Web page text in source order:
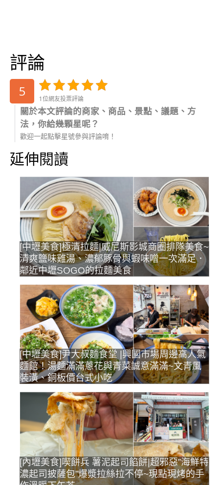
評論
5 1位網友投票評論
關於本文評論的商家、商品、景點、議題、方
法，你給幾顆星呢？
歡迎一起點擊星號參與評論唷！
延伸閱讀
[中壢美食]極清拉麵|威尼斯影城商圈排隊美食~
清爽鹽味雞湯、濃郁豚骨與蝦味噌一次滿足．
鄰近中壢SOGO的拉麵美食
[中壢美食]尹大叔麵食堂 |興國市場周邊高人氣
麵館！湯麵滿滿蔥花與青菜誠意滿滿~文青風
裝潢、銅板價台式小吃
[內壢美食]喫餅兵 薯泥起司餡餅|超邪惡”海鮮特
濃起司披薩包”爆漿拉絲拉不停~現點現烤的手